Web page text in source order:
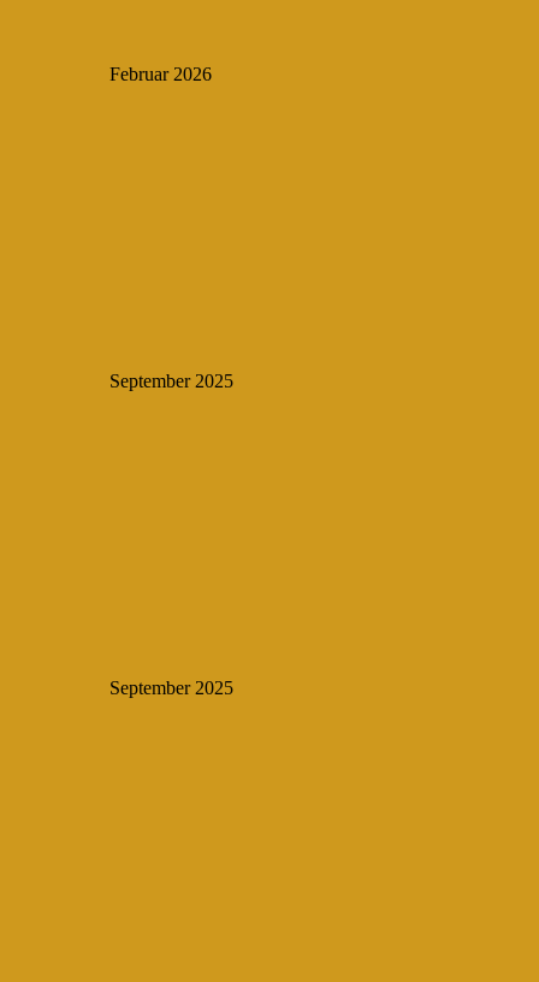
Februar 2026
September 2025
September 2025